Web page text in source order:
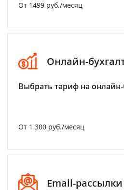
От 1499 руб./месяц
Онлайн-
Выбрать тариф на
От 1 300 руб./месяц
Email-рассылки